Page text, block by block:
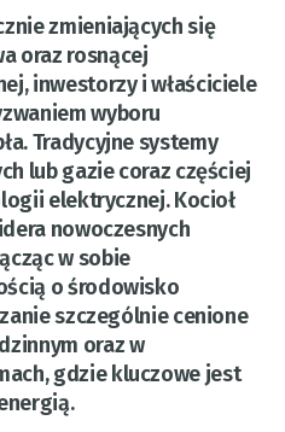
zmieniających się
oraz rosnącej
inwestorzy i właściciele
wyboru
Tradycyjne systemy
lub gazie coraz częściej
elektrycznej. Kocioł
nowoczesnych
w sobie
o środowisko
szczególnie cenione
oraz w
gdzie kluczowe jest